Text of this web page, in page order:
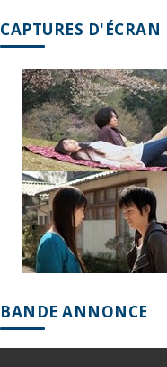
CAPTURES D'ÉCRAN
BANDE ANNONCE